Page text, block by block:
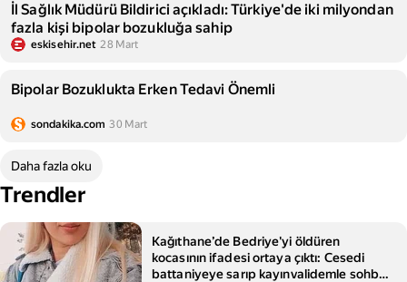
İl Sağlık Müdürü Bildirici açıkladı: Türkiye'de iki milyondan
fazla kişi bipolar bozukluğa sahip
eskisehir.net 28 Mart
Bipolar Bozuklukta Erken Tedavi Önemli
sondakika.com 30 Mart
Daha fazla oku
Trendler
Kağıthane’de Bedriye'yi öldüren
kocasının ifadesi ortaya çıktı: Cesedi
battaniyeye sarıp kayınvalidemle sohbet